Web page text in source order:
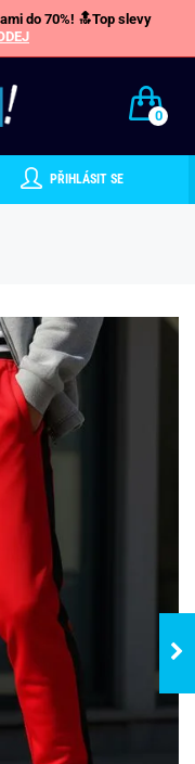
do 70%! 🔝Top slevy
0
PŘIHLÁSIT SE